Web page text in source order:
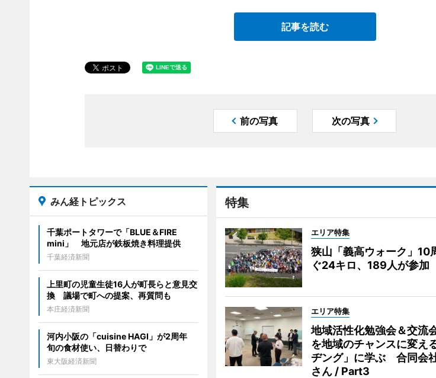
記事を読む
前の写真 次の写真
特集
エリア特集
狭山「義高ウォーク」
ぐ24キロ、189人が参加
エリア特集
地域活性化勉強会＆交
を地域のチャンスに変え
ヂング」に学ぶ 合同会
さん / Part3
みん経トピックス
千葉ポートタワーで「BLUE＆FIRE
mini」 地元店が鉄板焼き料理提供
千葉経済新聞
上里町の児童生徒16人が町長らと意見交
換 議場で町への提案、再質問も
本庄経済新聞
河内小阪の「cuisine HAGI」が2周年
旬の食材使い、日替わりで
東大阪経済新聞